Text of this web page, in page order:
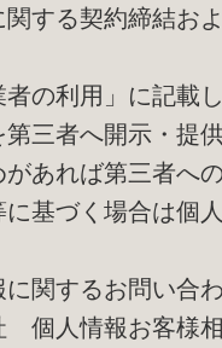
する契約締結お
の利用」に記載
三者へ開示・提
あれば第三者へ
基づく場合は個
関するお問い合
個人情報お客様